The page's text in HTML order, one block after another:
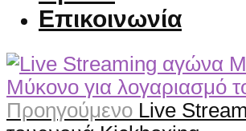
Επικοινωνία
Προηγούμενο Live